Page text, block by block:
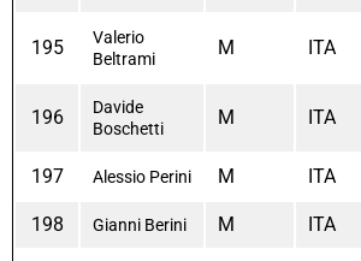
195
Valerio
Beltrami
M ITA
196
Davide
Boschetti
M ITA
197 Alessio Perini M ITA
198 Gianni Berini M ITA